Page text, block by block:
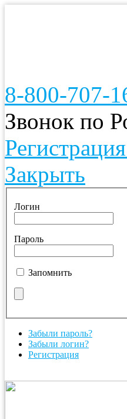
8-800-707-
Звонок по
Закрыть
Логин
Пароль
Запомнить
Забыли пароль?
Забыли логин?
Регистрация